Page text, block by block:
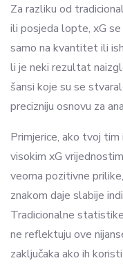
Za razliku od
ili posjeda lopte, xG
samo na kvantitet ili
li je neki rezultat
šansi koje su se
precizniju osnovu za
Primjerice, ako tvoj
visokim xG
veoma pozitivne
znakom daje slabije
Tradicionalne
ne reflektuju ove
zaključaka ako ih